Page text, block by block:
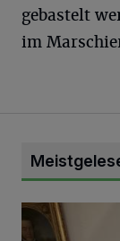
gebastelt
im
„Loss dir nix